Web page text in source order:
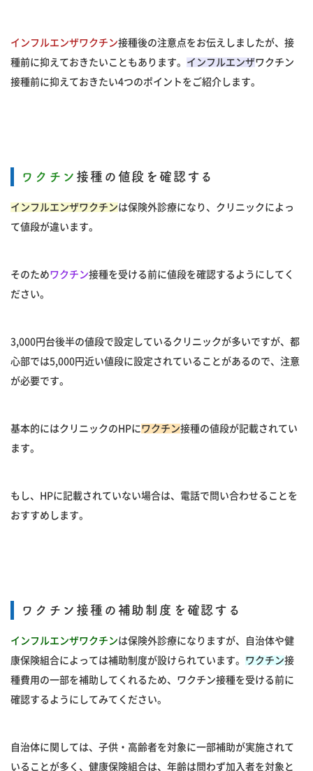
インフルエンザワクチン接種後の注意点をお伝えしましたが、接
種前に抑えておきたいこともあります。 インフルエンザワクチン
接種前に抑えておきたい4つのポイントをご紹介します。
ワクチン 接種の値段を確認する
インフルエンザワクチンは保険外診療になり、クリニックによっ
て値段が違います。
そのためワクチン接種を受ける前に値段を確認するようにしてく
ださい。
3,000円台後半の値段で設定しているクリニックが多いですが、都
心部では5,000円近い値段に設定されていることがあるので、注意
が必要です。
基本的にはクリニックのHPにワクチン接種の値段が記載されてい
ます。
もし、HPに記載されていない場合は、電話で問い合わせることを
おすすめします。
ワクチン接種の補助制度を確認する
インフルエンザワクチンは保険外診療になりますが、自治体や健
康保険組合によっては補助制度が設けられています。 ワクチン接
種費用の一部を補助してくれるため、ワクチン接種を受ける前に
確認するようにしてみてください。
自治体に関しては、子供・高齢者を対象に一部補助が実施されて
いることが多く、健康保険組合は、年齢は問わず加入者を対象と